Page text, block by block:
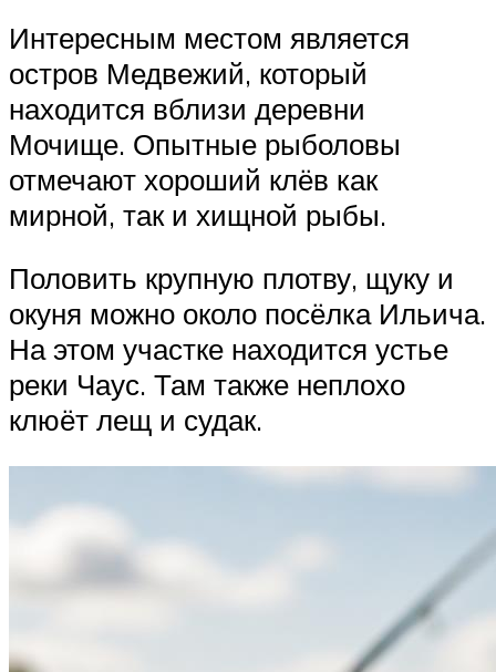
Интересным местом является
остров Медвежий, который
находится вблизи деревни
Мочище. Опытные рыболовы
отмечают хороший клёв как
мирной, так и хищной рыбы.
Половить крупную плотву, щуку и
окуня можно около посёлка Ильича.
На этом участке находится устье
реки Чаус. Там также неплохо
клюёт лещ и судак.